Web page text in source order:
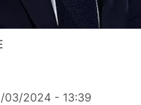
03/2024 - 13:39